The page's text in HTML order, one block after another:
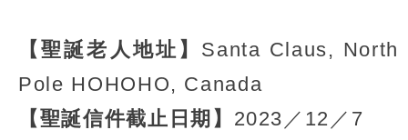
【聖誕老人地址】 Santa Claus, North
Pole HOHOHO, Canada
【聖誕信件截止日期】 2023／12／7